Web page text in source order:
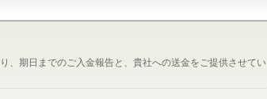
、期日までのご入金報告と、貴社への送金をご提供させてい